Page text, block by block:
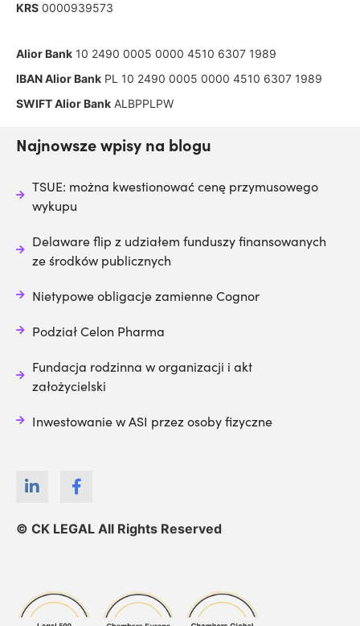
KRS 0000939573
Alior Bank 10 2490 0005 0000 4510 6307 1989
IBAN Alior Bank PL 10 2490 0005 0000 4510 6307 1989
SWIFT Alior Bank ALBPPLPW
© CK LEGAL All Rights Reserved
Najnowsze wpisy na blogu
TSUE: można kwestionować cenę przymusowego
wykupu
Delaware flip z udziałem funduszy finansowanych
ze środków publicznych
Nietypowe obligacje zamienne Cognor
Podział Celon Pharma
Fundacja rodzinna w organizacji i akt
założycielski
Inwestowanie w ASI przez osoby fizyczne